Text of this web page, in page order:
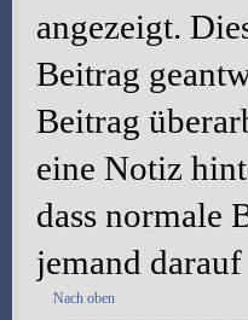
angezeigt.
Beitrag
Beitrag
eine Notiz
dass normale
jemand
Nach oben